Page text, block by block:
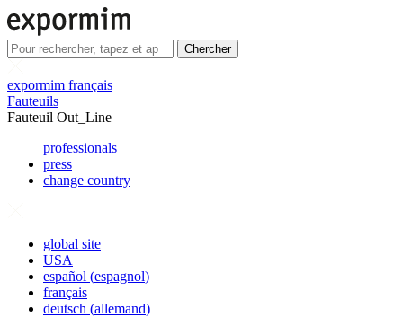
Chercher
expormim français
Fauteuils
Fauteuil Out_Line
professionals
press
change country
global site
USA
español (espagnol)
français
deutsch (allemand)